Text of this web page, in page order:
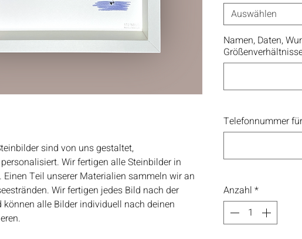
sind von uns gestaltet,
Wir fertigen alle Steinbilder in
Teil unserer Materialien sammeln wir an
Wir fertigen jedes Bild nach der
können alle Bilder individuell nach deinen
Auswählen
Namen, Daten,
Telefonnummer
Anzahl *